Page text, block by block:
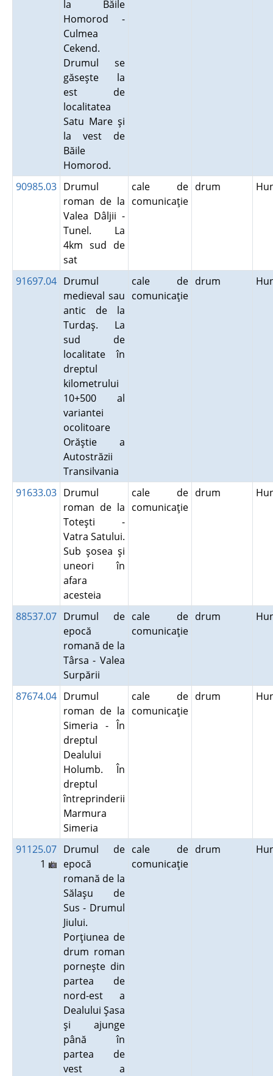
la Băile
Homorod -
Culmea
Cekend.
Drumul se
găseşte la
est de
localitatea
Satu Mare şi
la vest de
Băile
Homorod.
90985.03 Drumul
roman de la
Valea Dâljii -
Tunel. La
4km sud de
sat
cale de
comunicaţie
drum
91697.04 Drumul
medieval sau
antic de la
Turdaş. La
sud de
localitate în
dreptul
kilometrului
10+500 al
variantei
ocolitoare
Orăştie a
Autostrăzii
Transilvania
cale de
comunicaţie
drum
91633.03 Drumul
roman de la
Toteşti -
Vatra Satului.
Sub şosea şi
uneori în
afara
acesteia
cale de
comunicaţie
drum
88537.07 Drumul de
epocă
romană de la
Târsa - Valea
Surpării
cale de
comunicaţie
drum
87674.04 Drumul
roman de la
Simeria - În
dreptul
Dealului
Holumb. În
dreptul
întreprinderii
Marmura
Simeria
cale de
comunicaţie
drum
91125.07
1
Drumul de
epocă
romană de la
Sălaşu de
Sus - Drumul
Jiului.
Porţiunea de
drum roman
porneşte din
partea de
nord-est a
Dealului Şasa
şi ajunge
până în
partea de
vest a
cale de
comunicaţie
drum